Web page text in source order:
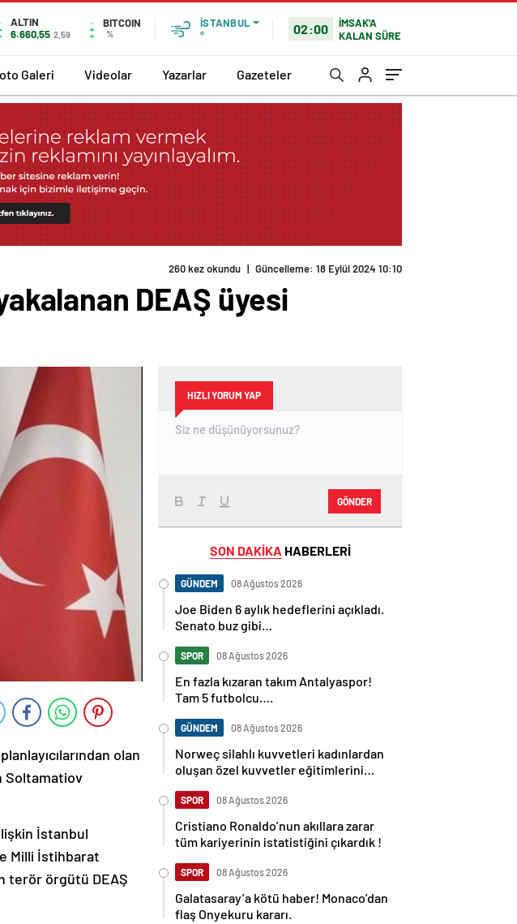
ALTIN
6.660,55 2,59
BITCOIN
%
İSTANBUL
°
02:00
İMSAK'A
KALAN SÜRE
Galeri Videolar Yazarlar Gazeteler
260 kez okundu | Güncelleme: 18 Eylül 2024 10:10
DEAŞ üyesi
olan
Soltamatiov
İstanbul
Milli İstihbarat
terör örgütü DEAŞ
HIZLI YORUM YAP
GÖNDER
SON DAKİKA HABERLERİ
GÜNDEM 08 Ağustos 2026
Joe Biden 6 aylık hedeflerini açıkladı.
Senato buz gibi…
SPOR 08 Ağustos 2026
En fazla kızaran takım Antalyaspor!
Tam 5 futbolcu….
GÜNDEM 08 Ağustos 2026
Norweç silahlı kuvvetleri kadınlardan
oluşan özel kuvvetler eğitimlerini
SPOR 08 Ağustos 2026
Cristiano Ronaldo’nun akıllara zarar
tüm kariyerinin istatistiğini çıkardık !
SPOR 08 Ağustos 2026
Galatasaray’a kötü haber! Monaco’dan
flaş Onyekuru kararı.